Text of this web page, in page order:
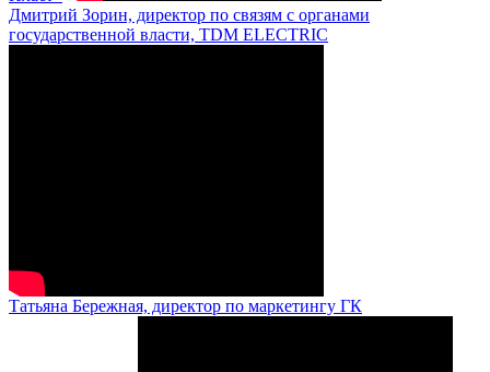
Дмитрий Зорин, директор по связям с органами
государственной власти, TDM ELECTRIC
Татьяна Бережная, директор по маркетингу ГК